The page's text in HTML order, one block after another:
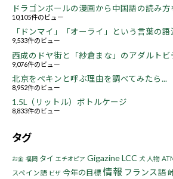
ドラゴンボールの漫画から中国語の読み方
10,105件のビュー
「ドンマイ」「オーライ」という言葉の
9,533件のビュー
西成のドヤ街と「紗倉まな」のアダルトビ
9,076件のビュー
北京をペキンと呼ぶ理由を調べてみたら...
8,952件のビュー
1.5L（リットル）ボトルケージ
8,833件のビュー
タグ
お金 福岡 タイ エチオピア GigazineLCC 犬 人物
スペイン語 ビザ 今年の目標情報 フランス語